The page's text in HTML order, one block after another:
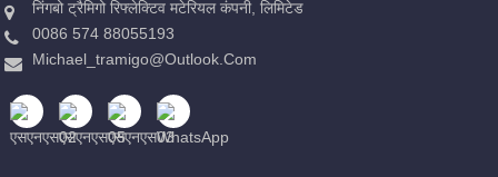
निंगबो ट्रैमिगो रिफ्लेक्टिव मटेरियल कंपनी, लिमिटेड
0086 574 88055193
Michael_tramigo@outlook.com